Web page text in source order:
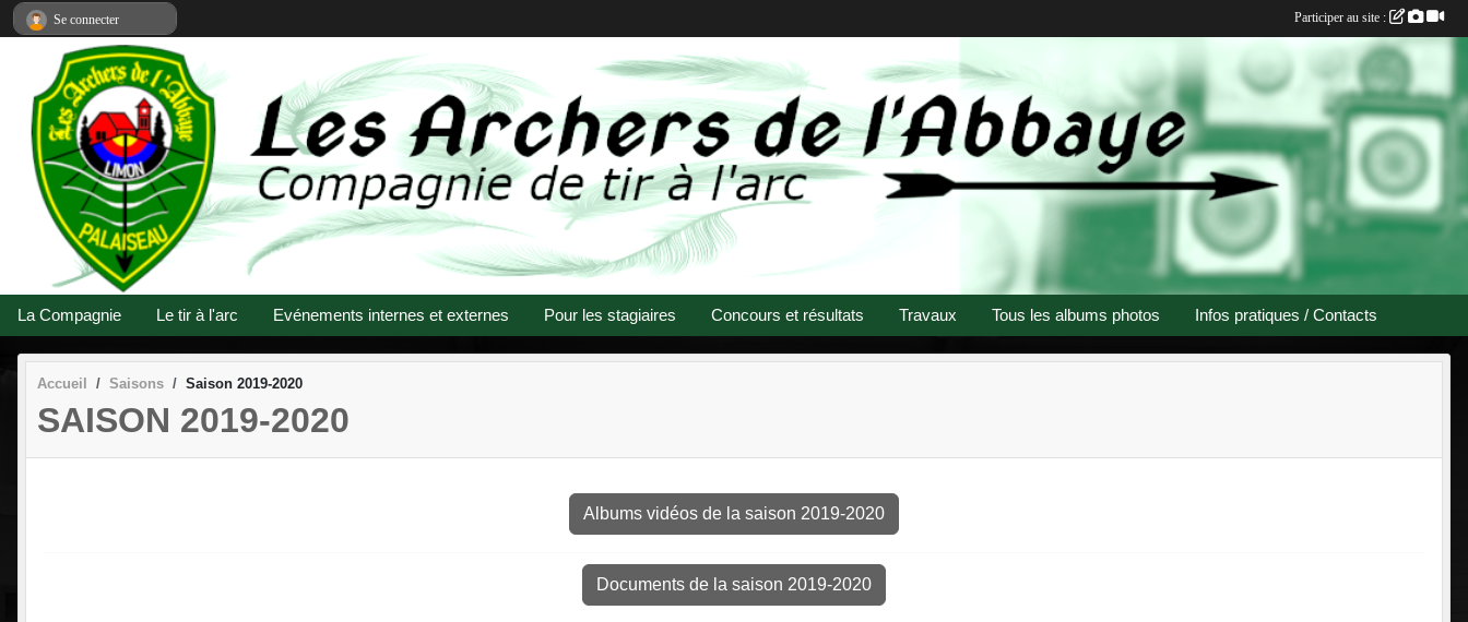
La Compagnie Le tir à l'arc Evénements internes et externes Pour les stagiaires Concours et résultats Travaux Tous les albums photos Infos pratiques / Contacts
Accueil Saisons Saison 2019-2020
SAISON 2019-2020
Albums vidéos de la saison 2019-2020
Documents de la saison 2019-2020
Se connecter Participer au site :
Panneau de gestion des cookies